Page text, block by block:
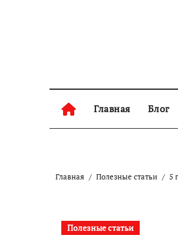
Главная Блог
Главная Полезные статьи 5
Полезные статьи